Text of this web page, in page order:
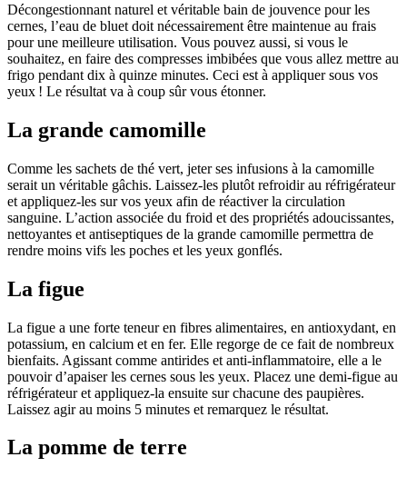
Décongestionnant naturel et véritable bain de jouvence pour les
cernes, l’eau de bluet doit nécessairement être maintenue au frais
pour une meilleure utilisation. Vous pouvez aussi, si vous le
souhaitez, en faire des compresses imbibées que vous allez mettre au
frigo pendant dix à quinze minutes. Ceci est à appliquer sous vos
yeux ! Le résultat va à coup sûr vous étonner.
La grande camomille
Comme les sachets de thé vert, jeter ses infusions à la camomille
serait un véritable gâchis. Laissez-les plutôt refroidir au réfrigérateur
et appliquez-les sur vos yeux afin de réactiver la circulation
sanguine. L’action associée du froid et des propriétés adoucissantes,
nettoyantes et antiseptiques de la grande camomille permettra de
rendre moins vifs les poches et les yeux gonflés.
La figue
La figue a une forte teneur en fibres alimentaires, en antioxydant, en
potassium, en calcium et en fer. Elle regorge de ce fait de nombreux
bienfaits. Agissant comme antirides et anti-inflammatoire, elle a le
pouvoir d’apaiser les cernes sous les yeux. Placez une demi-figue au
réfrigérateur et appliquez-la ensuite sur chacune des paupières.
Laissez agir au moins 5 minutes et remarquez le résultat.
La pomme de terre